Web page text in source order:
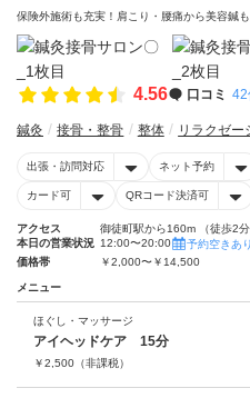
保険外施術も充実！肩こり・腰痛から美容鍼も
4.56 口コミ 42
鍼灸 接骨・整骨 整体 リラクゼー
出張・訪問対応 ネット予約
カード可 QRコード決済可
アクセス
御徒町駅から160m （徒歩2分
本日の営業状況 12:00〜20:00
予約空きあり
価格帯
￥2,000〜￥14,500
メニュー
ほぐし・マッサージ
アイヘッドケア 15分
￥2,500 （非課税）